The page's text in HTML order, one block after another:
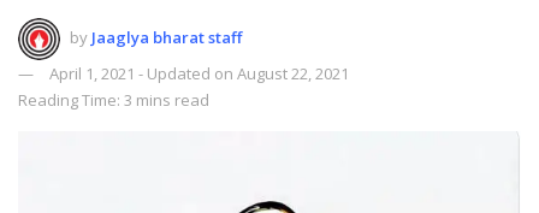
by Jaaglya bharat staff
April 1, 2021 - Updated on August 22, 2021
Reading Time: 3 mins read